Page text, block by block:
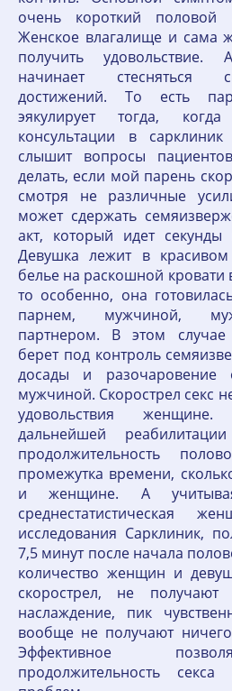
очень короткий половой
Женское влагалище и сама
получить
начинает стесняться
достижений. То есть
эякулирует тогда,
консультации в
слышит вопросы
делать, если мой парень
смотря не различные
может сдержать
акт, который идет
Девушка лежит в
белье на раскошной кровати
то особенно, она
парнем, мужчиной,
партнером. В этом
берет под контроль
досады и
мужчиной. Скорострел секс
удовольствия
дальнейшей
продолжительность
промежутка времени,
и женщине. А
среднестатистическая
исследования Сарклиник,
7,5 минут после начала
количество женщин и
скорострел, не
наслаждение, пик
вообще не получают
Эффективное
продолжительность